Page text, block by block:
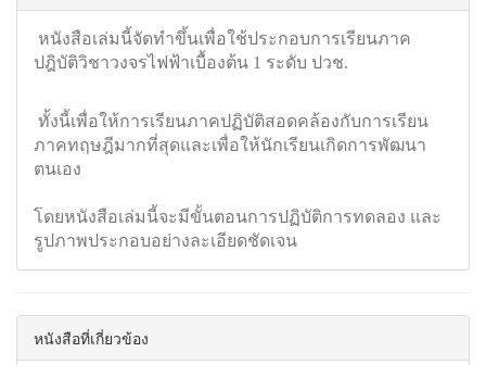
หนังสือเล่มนี้จัดทำขึ้นเพื่อใช้ประกอบการเรียนภาค
ปฎิบัติวิชาวงจรไฟฟ้าเบื้องต้น 1 ระดับ ปวช.
ทั้งนี้เพื่อให้การเรียนภาคปฏิบัติสอดคล้องกับการเรียน
ภาคทฤษฎีมากที่สุดและเพื่อให้นักเรียนเกิดการพัฒนา
ตนเอง
โดยหนังสือเล่มนี้จะมีขั้นตอนการปฏิบัติการทดลอง และ
รูปภาพประกอบอย่างละเอียดชัดเจน
หนังสือที่เกี่ยวข้อง